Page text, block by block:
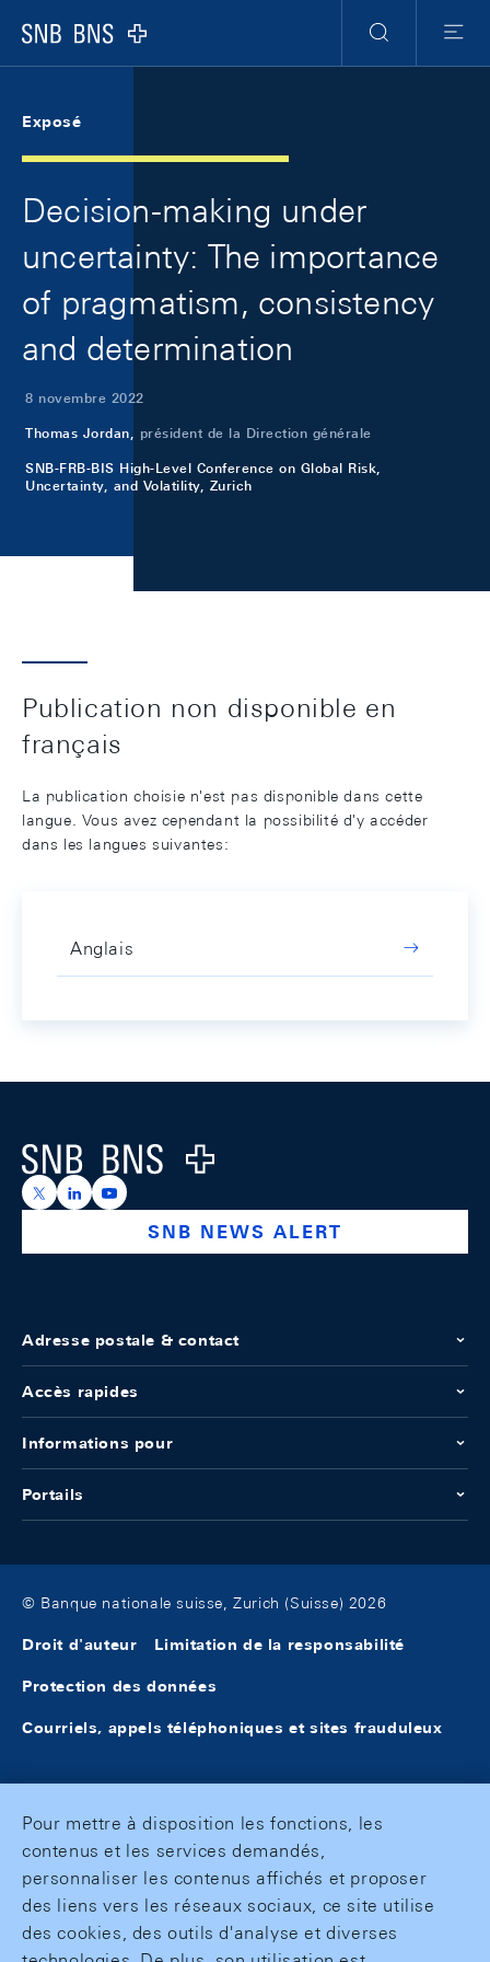
Logo
RechercheMenu
Exposé
Decision-making under
uncertainty: The importance
of pragmatism, consistency
and determination
8 novembre 2022
Thomas Jordan, président de la Direction générale
SNB-FRB-BIS High-Level Conference on Global Risk,
Uncertainty, and Volatility, Zurich
Publication non disponible en
français
La publication choisie n'est pas disponible dans cette
langue. Vous avez cependant la possibilité d'y accéder
dans les langues suivantes:
Anglais
Logo
https://x.com/snb_bns
https://ch.linkedin.com/company/swiss-national-
https://www.youtube.com/@swissnationalbank
SNB NEWS ALERT
Adresse postale & contact
Accès rapides
Informations pour
Portails
© Banque nationale suisse, Zurich (Suisse) 2026
Droit d'auteur Limitation de la responsabilité
Protection des données
Courriels, appels téléphoniques et sites frauduleux
Pour mettre à disposition les fonctions, les
contenus et les services demandés,
personnaliser les contenus affichés et proposer
des liens vers les réseaux sociaux, ce site utilise
des cookies, des outils d'analyse et diverses